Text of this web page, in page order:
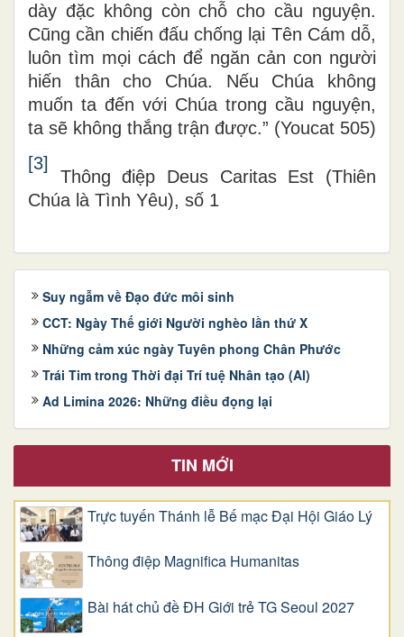
dày đặc không còn chỗ cho cầu nguyện.
Cũng cần chiến đấu chống lại Tên Cám dỗ,
luôn tìm mọi cách để ngăn cản con người
hiến thân cho Chúa. Nếu Chúa không
muốn ta đến với Chúa trong cầu nguyện,
ta sẽ không thắng trận được.” (Youcat 505)
[3]
Thông điệp Deus Caritas Est (Thiên
Chúa là Tình Yêu), số 1
Suy ngẫm về Đạo đức môi sinh
CCT: Ngày Thế giới Người nghèo lần thứ X
Những cảm xúc ngày Tuyên phong Chân Phước
Trái Tim trong Thời đại Trí tuệ Nhân tạo (AI)
Ad Limina 2026: Những điều đọng lại
TIN MỚI
Trực tuyến Thánh lễ Bế mạc Đại Hội Giáo Lý
Thông điệp Magnifica Humanitas
Bài hát chủ đề ĐH Giới trẻ TG Seoul 2027